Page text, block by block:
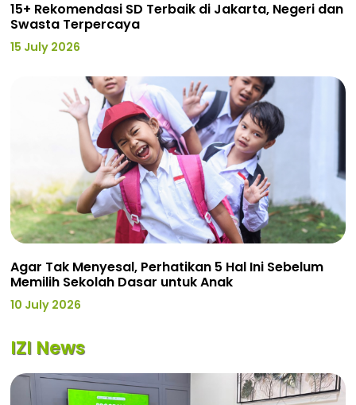
15+ Rekomendasi SD Terbaik di Jakarta, Negeri dan
Swasta Terpercaya
15 July 2026
Agar Tak Menyesal, Perhatikan 5 Hal Ini Sebelum
Memilih Sekolah Dasar untuk Anak
10 July 2026
IZI News